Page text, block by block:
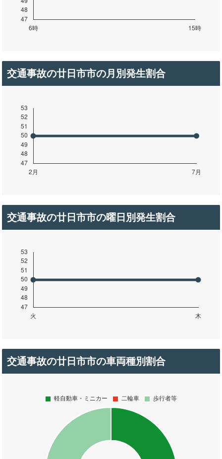
交通事故の廿日市市の月別発生割合
交通事故の廿日市市の曜日別発生割合
交通事故の廿日市市の車両種別割合